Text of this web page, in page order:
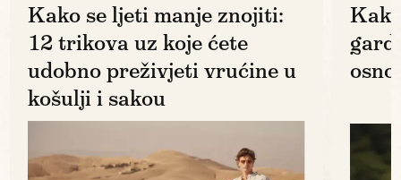
Kako se ljeti manje znojiti:
12 trikova uz koje ćete
udobno preživjeti vrućine u
košulji i sakou